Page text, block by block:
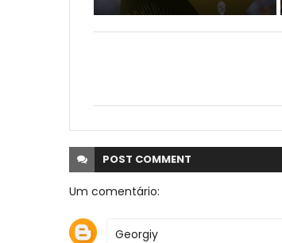
POST COMMENT
Um comentário:
Georgiy